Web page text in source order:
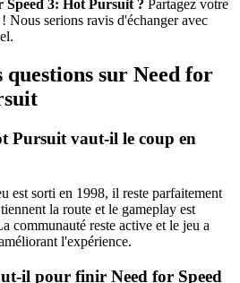
Speed 3: Hot Pursuit ? Partagez votre
Nous serions ravis d'échanger avec
questions sur Need for
Pursuit vaut-il le coup en
est sorti en 1998, il reste parfaitement
la route et le gameplay est
communauté reste active et le jeu a
l'expérience.
il pour finir Need for Speed